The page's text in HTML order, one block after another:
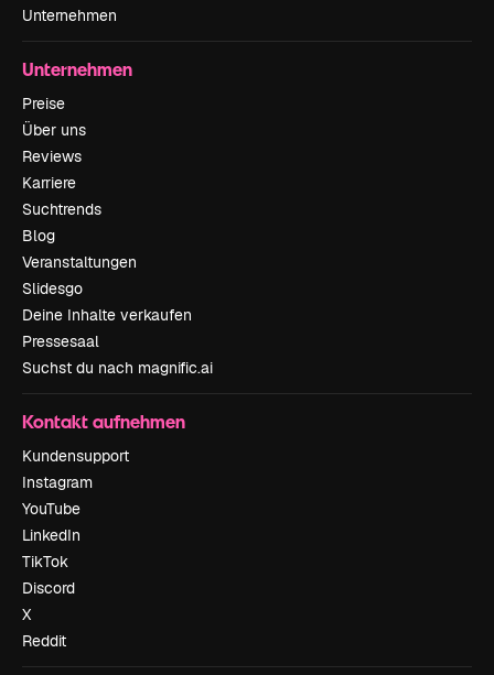
Unternehmen
Unternehmen
Preise
Über uns
Reviews
Karriere
Suchtrends
Blog
Veranstaltungen
Slidesgo
Deine Inhalte verkaufen
Pressesaal
Suchst du nach magnific.ai
Kontakt aufnehmen
Kundensupport
Instagram
YouTube
LinkedIn
TikTok
Discord
X
Reddit